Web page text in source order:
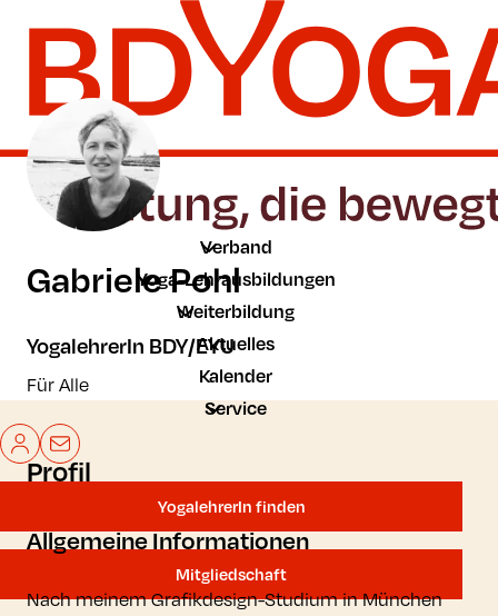
Zum Hauptinhalt der Seite springen
Zur Startseite navigieren
Verband
Yoga-Lehrausbildungen
Weiterbildung
Aktuelles
Kalender
Service
Mein BDYoga
Kontakt
YogalehrerIn finden
Mitgliedschaft
Gabriele Pohl
YogalehrerIn BDY/EYU
Für Alle
Profil
Allgemeine Informationen
Nach meinem Grafikdesign-Studium in München